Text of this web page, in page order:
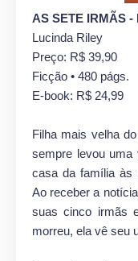
AS SETE IRMÃS -
Lucinda Riley
Preço: R$ 39,90
Ficção • 480 págs.
E-book: R$ 24,99
Filha mais velha
sempre levou uma
casa da família às
Ao receber a
suas cinco irmãs
morreu, ela vê seu